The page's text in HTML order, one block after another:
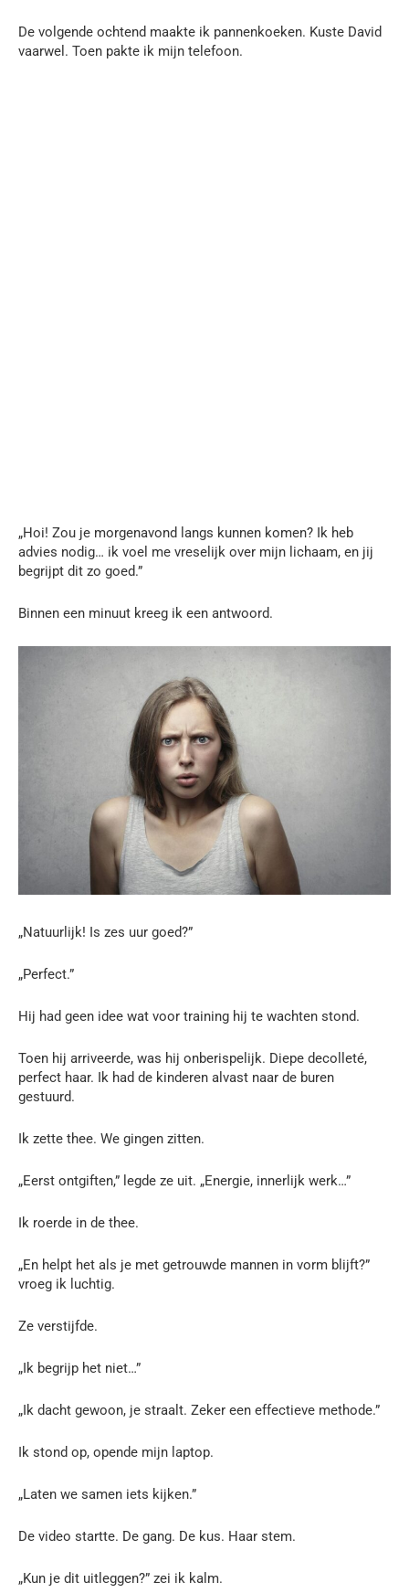
De volgende ochtend maakte ik pannenkoeken. Kuste David
vaarwel. Toen pakte ik mijn telefoon.
„Hoi! Zou je morgenavond langs kunnen komen? Ik heb
advies nodig… ik voel me vreselijk over mijn lichaam, en jij
begrijpt dit zo goed.”
Binnen een minuut kreeg ik een antwoord.
„Natuurlijk! Is zes uur goed?”
„Perfect.”
Hij had geen idee wat voor training hij te wachten stond.
Toen hij arriveerde, was hij onberispelijk. Diepe decolleté,
perfect haar. Ik had de kinderen alvast naar de buren
gestuurd.
Ik zette thee. We gingen zitten.
„Eerst ontgiften,” legde ze uit. „Energie, innerlijk werk…”
Ik roerde in de thee.
„En helpt het als je met getrouwde mannen in vorm blijft?”
vroeg ik luchtig.
Ze verstijfde.
„Ik begrijp het niet…”
„Ik dacht gewoon, je straalt. Zeker een effectieve methode.”
Ik stond op, opende mijn laptop.
„Laten we samen iets kijken.”
De video startte. De gang. De kus. Haar stem.
„Kun je dit uitleggen?” zei ik kalm.